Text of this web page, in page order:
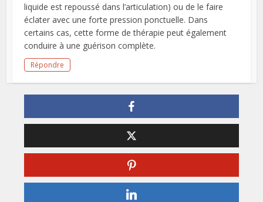
liquide est repoussé dans l’articulation) ou de le faire
éclater avec une forte pression ponctuelle. Dans
certains cas, cette forme de thérapie peut également
conduire à une guérison complète.
Répondre